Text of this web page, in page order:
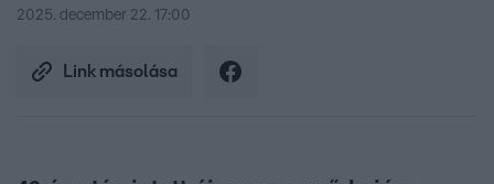
2025. december 22. 17:00
Link másolása